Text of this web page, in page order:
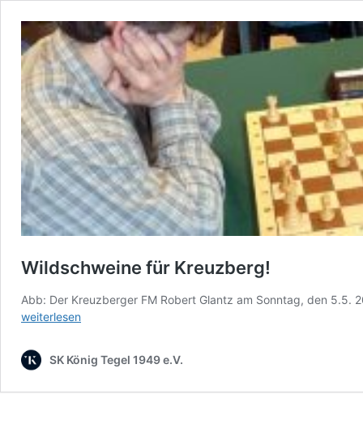
Wildschweine für Kreuzberg!
Abb: Der Kreuzberger FM Robert Glantz am Sonntag, den
weiterlesen
SK König Tegel 1949 e.V.